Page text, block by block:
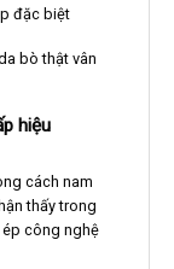
đặc biệt
bò thật vân
hiệu
cách nam
thấy trong
công nghệ